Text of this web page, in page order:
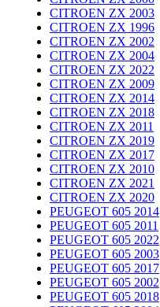
CITROEN ZX 2003
CITROEN ZX 1996
CITROEN ZX 2002
CITROEN ZX 2004
CITROEN ZX 2022
CITROEN ZX 2009
CITROEN ZX 2014
CITROEN ZX 2018
CITROEN ZX 2011
CITROEN ZX 2019
CITROEN ZX 2017
CITROEN ZX 2010
CITROEN ZX 2021
CITROEN ZX 2020
PEUGEOT 605 2014
PEUGEOT 605 2011
PEUGEOT 605 2022
PEUGEOT 605 2003
PEUGEOT 605 2017
PEUGEOT 605 2002
PEUGEOT 605 2018